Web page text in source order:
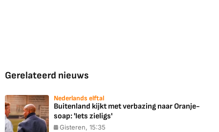
Gerelateerd nieuws
Nederlands elftal
Buitenland kijkt met verbazing naar Oranje-
soap: 'Iets zieligs'
Gisteren, 15:35